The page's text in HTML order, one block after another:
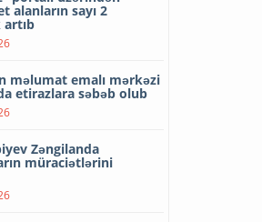
alanların sayı 2
məlumat emalı mərkəzi
etirazlara səbəb olub
Zəngilanda
müraciətlərini